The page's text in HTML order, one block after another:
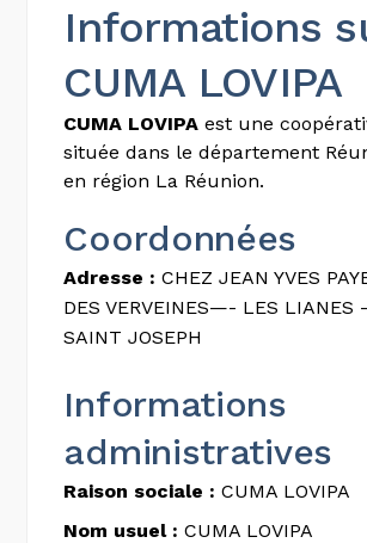
Informations
CUMA LOVIPA
CUMA LOVIPA est une
située dans le département
en région La Réunion.
Coordonnées
Adresse : CHEZ JEAN YVES
DES VERVEINES—- LES LIANES
SAINT JOSEPH
Informations
administratives
Raison sociale : CUMA LOVIPA
Nom usuel : CUMA LOVIPA